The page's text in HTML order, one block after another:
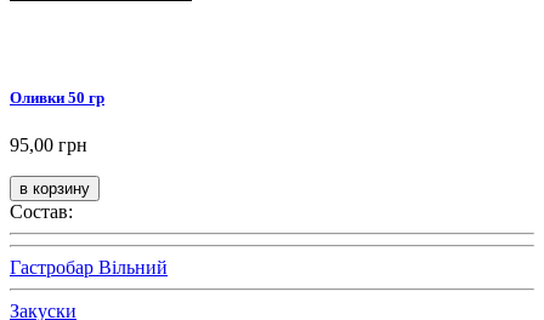
Оливки 50 гр
95,00 грн
Состав:
Гастробар Вільний
Закуски